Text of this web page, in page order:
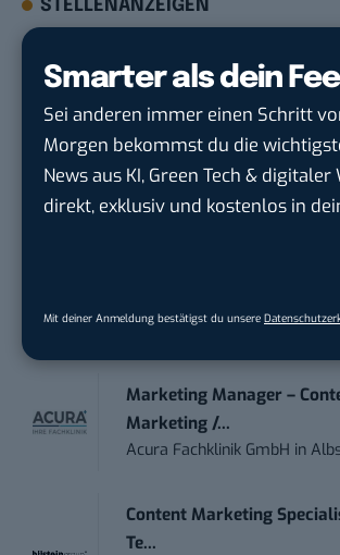
Smarter als dein
Sei anderen immer einen Schritt
Morgen bekommst du die
News aus KI, Green Tech &
direkt, exklusiv und kostenlos in
Mit deiner Anmeldung bestätigst du unsere
STELLENANZEIGEN
Social Media Content
moveUP Media GmbH in
Anforderungs- und
touristische...
trendtours Holding GmbH in
Instaffo GmbH Karlsruhe
Marketing Manager –
Marketing /...
Acura Fachklinik GmbH in
Content Marketing
Te...